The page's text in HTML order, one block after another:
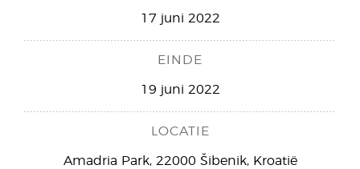
17 juni 2022
EINDE
19 juni 2022
LOCATIE
Amadria Park, 22000 Šibenik, Kroatië